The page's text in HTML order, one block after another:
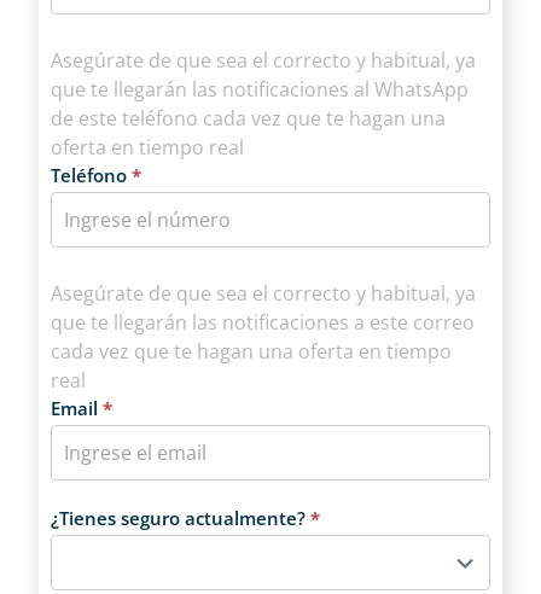
Teléfono *
Asegúrate de que sea el correcto y habitual, ya
que te llegarán las notificaciones al WhatsApp
de este teléfono cada vez que te hagan una
oferta en tiempo real
Email *
Asegúrate de que sea el correcto y habitual, ya
que te llegarán las notificaciones a este correo
cada vez que te hagan una oferta en tiempo
real
¿Tienes seguro actualmente? *